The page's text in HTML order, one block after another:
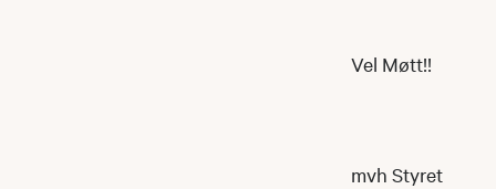
Vel Møtt!!
mvh Styret